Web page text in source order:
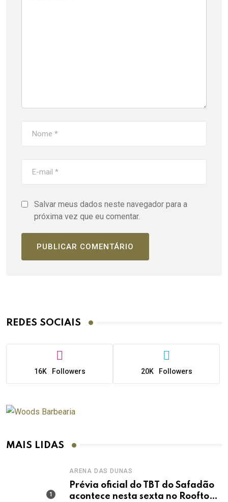
Salvar meus dados neste navegador para a
próxima vez que eu comentar.
REDES SOCIAIS
16K Followers 20K Followers
MAIS LIDAS
ARENA DAS DUNAS
Prévia oficial do TBT do Safadão
acontece nesta sexta no Rooftop